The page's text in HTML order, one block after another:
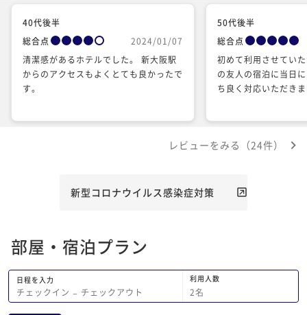
40代後半
総合点
2024/01/07
清潔感があるホテルでした。 新大阪駅
からのアクセスもよくとても良かったで
す。
50代後半
総合点
初めて利用させてい
の友人の宿泊に当日
ち良く対応いただき
レビューをみる（24件）
新型コロナウイルス感染症対策
部屋・宿泊プラン
日程を入力
チェックイン − チェックアウト
利用人数
2名